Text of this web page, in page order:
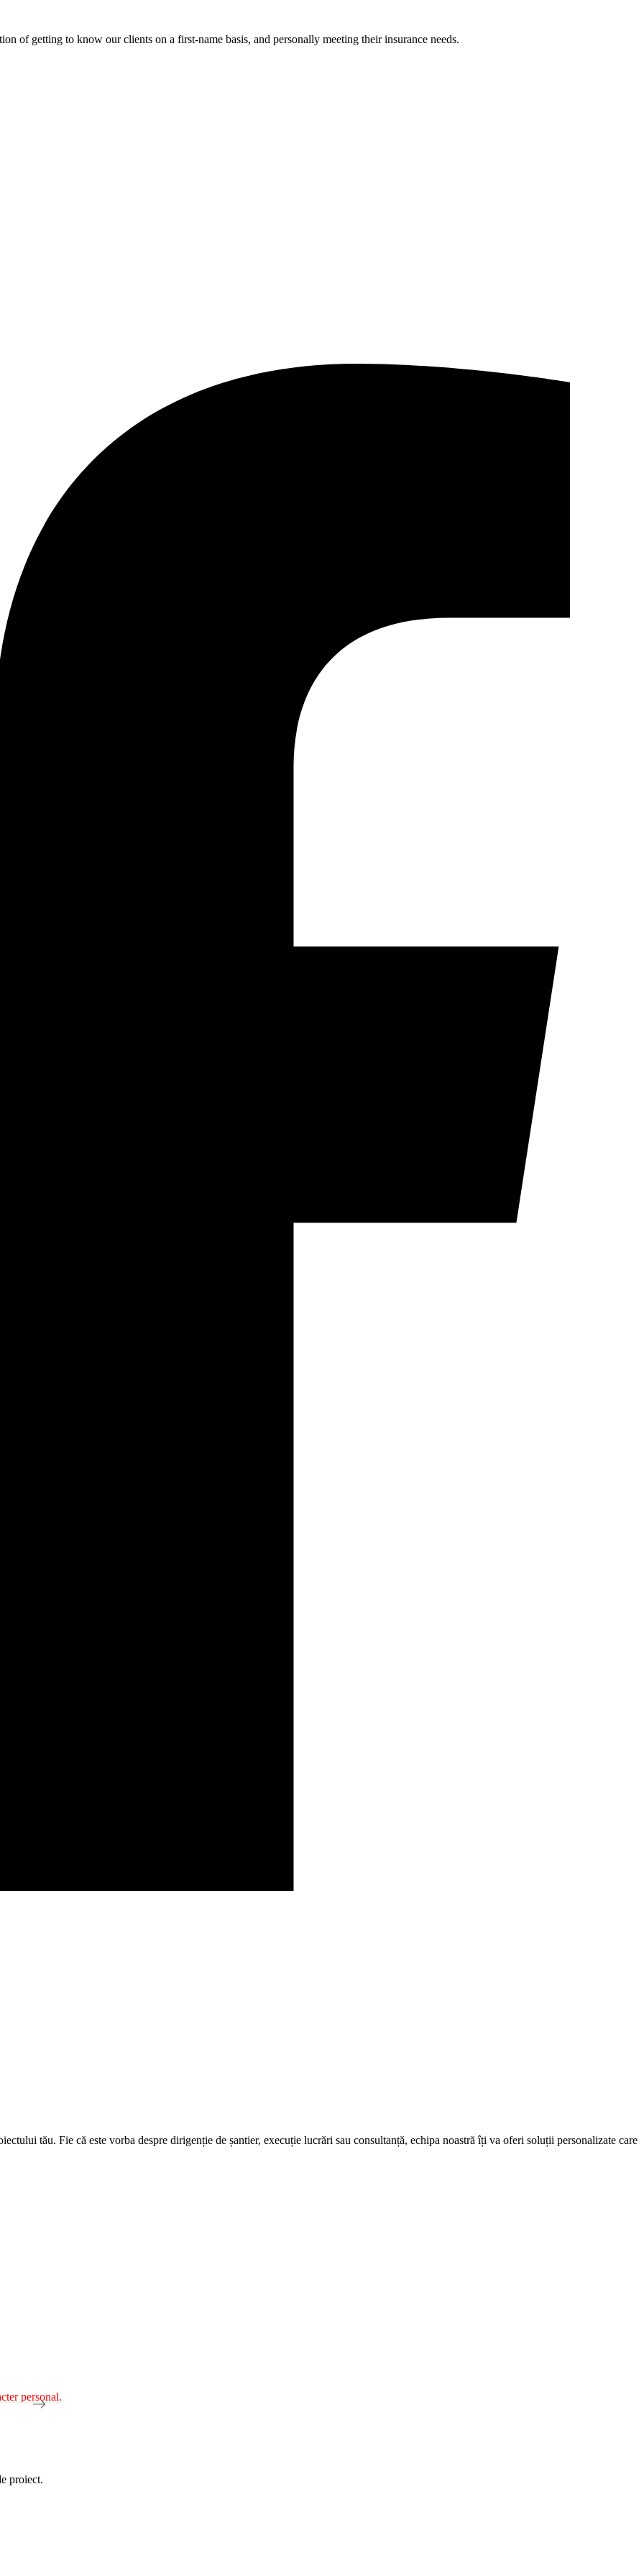
of getting to know our clients on a first-name basis, and personally meeting their insurance needs.
tău. Fie că este vorba despre dirigenție de șantier, execuție lucrări sau consultanță, echipa noastră îți va oferi soluții personalizate care
personal.
proiect.